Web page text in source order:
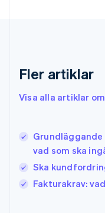
Fler artiklar
Visa alla artiklar
vad som ska
Ska
Fakturakrav:
Irland
Italien
日本語English
Kanada
Kroatien
EnglishItaliano